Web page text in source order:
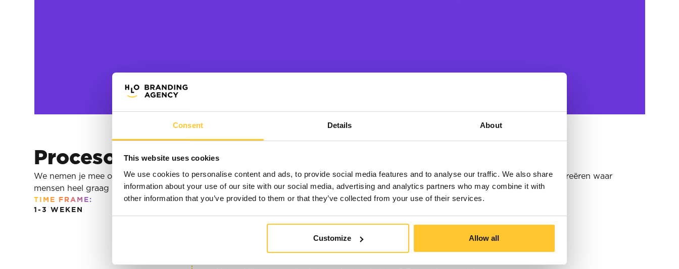
Consent Details About
This website uses cookies
We use cookies to personalise content and ads, to provide social media features and to analyse our traffic. We also share
information about your use of our site with our social media, advertising and analytics partners who may combine it with
other information that you’ve provided to them or that they’ve collected from your use of their services.
Customize Allow all
Procesoverzicht
We nemen je mee op een speciaal voor jou ontworpen reis om je recruitmentinspanningen een boost te geven en een werkcultuur te creëren waar
mensen heel graag deel van uitmaken.
TIME FRAME:
1-3 WEKEN
Tot de kern komen